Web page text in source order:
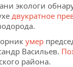
экологи
двукратное
умер
Васильев.
района.